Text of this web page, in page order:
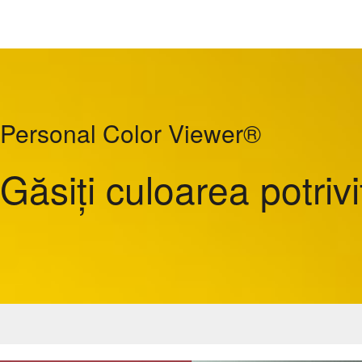
Personal Color Viewer®
Găsiți culoarea